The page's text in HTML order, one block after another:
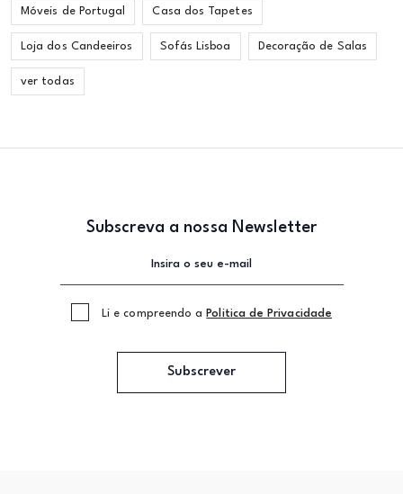
Móveis de Portugal Casa dos Tapetes
Loja dos Candeeiros Sofás Lisboa Decoração de Salas
ver todas
Subscreva a nossa Newsletter
Li e compreendo a Politica de Privacidade
Subscrever